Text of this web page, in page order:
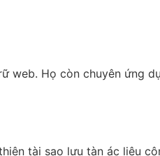
web. Họ còn chuyên ứng
tài sao lưu tàn ác liệu